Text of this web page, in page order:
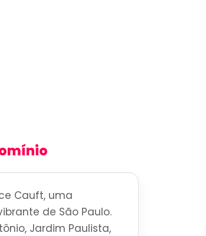
Cauft, uma
de São Paulo.
Jardim Paulista,